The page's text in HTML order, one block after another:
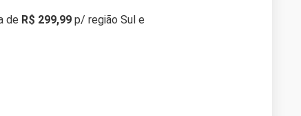
de R$ 299,99 p/ região Sul e